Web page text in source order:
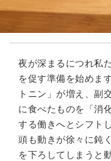
夜が深まるにつれ私
を促す準備を始めま
トニン」が増え、副
に食べたものを「消
する働きへとシフト
頭も動きが徐々に鈍
を下ろしてしまうと